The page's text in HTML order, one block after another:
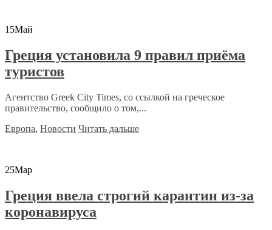
15Май
Греция установила 9 правил приёма
туристов
Агентство Greek City Times, со ссылкой на греческое
правительство, сообщило о том,...
Европа, Новости Читать дальше
25Мар
Греция ввела строгий карантин из-за
коронавируса